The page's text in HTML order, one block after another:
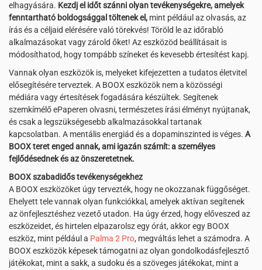
elhagyására. Kezdj el időt szánni olyan tevékenységekre, amelyek
fenntartható boldogsággal töltenek el, mint például az olvasás, az
írás és a céljaid elérésére való törekvés! Töröld le az időrabló
alkalmazásokat vagy zárold őket! Az eszközöd beállításait is
módosíthatod, hogy tompább színeket és kevesebb értesítést kapj.
Vannak olyan eszközök is, melyeket kifejezetten a tudatos életvitel
elősegítésére terveztek. A BOOX eszközök nem a közösségi
médiára vagy értesítések fogadására készültek. Segítenek
szemkímélő ePaperen olvasni, természetes írási élményt nyújtanak,
és csak a legszükségesebb alkalmazásokkal tartanak
kapcsolatban. A mentális energiád és a dopaminszinted is véges. A
BOOX teret enged annak, ami igazán számít: a személyes
fejlődésednek és az önszeretetnek.
BOOX szabadidős tevékenységekhez
A BOOX eszközöket úgy tervezték, hogy ne okozzanak függőséget.
Ehelyett tele vannak olyan funkciókkal, amelyek aktívan segítenek
az önfejlesztéshez vezető utadon. Ha úgy érzed, hogy előveszed az
eszközeidet, és hirtelen elpazarolsz egy órát, akkor egy BOOX
eszköz, mint például a Palma 2 Pro, megváltás lehet a számodra. A
BOOX eszközök képesek támogatni az olyan gondolkodásfejlesztő
játékokat, mint a sakk, a sudoku és a szöveges játékokat, mint a